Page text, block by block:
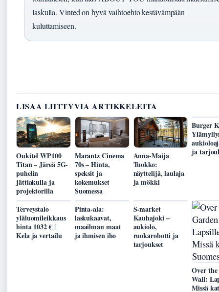
laskulla. Vinted on hyvä vaihtoehto kestävämpään
kuluttamiseen.
LISAA LIITTYVIA ARTIKKELEITA
Oukitel WP100
Titan – Järeä 5G-
puhelin
jättiakulla ja
projektorilla
Marantz Cinema
70s – Hinta,
speksit ja
kokemukset
Suomessa
Anna-Maija
Tuokko:
näyttelijä, laulaja
ja mökki
Burger
ja
Terveystalo
yläluomileikkaus
hinta 1032 € |
Kela ja vertailu
Pinta-ala:
laskukaavat,
maailman maat
ja ihmisen iho
S-market
Kauhajoki –
aukiolo,
ruokarobotti ja
tarjoukset
Over
Wall:
Missä